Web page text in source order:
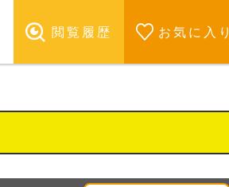
閲覧履歴 お気に入り